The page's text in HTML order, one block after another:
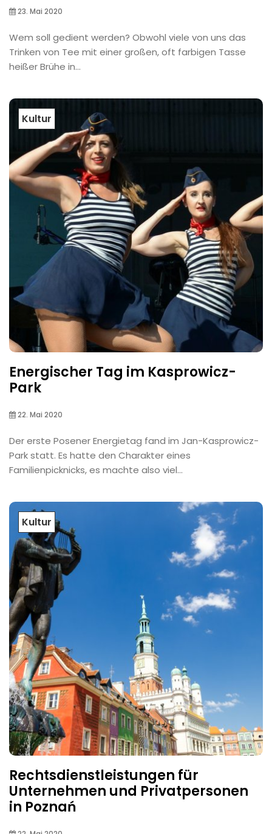
23. Mai 2020
Wem soll gedient werden? Obwohl viele von uns das
Trinken von Tee mit einer großen, oft farbigen Tasse
heißer Brühe in...
Kultur
Energischer Tag im Kasprowicz-
Park
22. Mai 2020
Der erste Posener Energietag fand im Jan-Kasprowicz-
Park statt. Es hatte den Charakter eines
Familienpicknicks, es machte also viel...
Kultur
Rechtsdienstleistungen für
Unternehmen und Privatpersonen
in Poznań